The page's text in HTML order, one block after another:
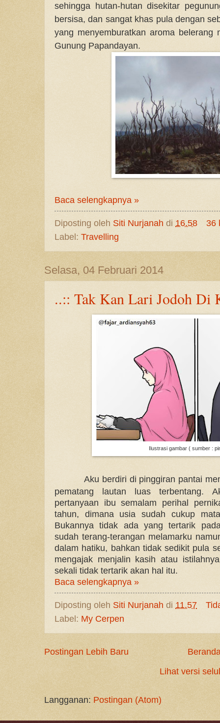
sehingga hutan-hutan disekitar
bersisa, dan sangat khas pula dengan
yang menyemburatkan aroma belerang
Gunung Papandayan.
Baca selengkapnya »
Diposting oleh Siti Nurjanah di 16.58
36
Label: Travelling
Selasa, 04 Februari 2014
..:: Tak Kan Lari Jodoh Di
Ilustrasi gambar ( sumber :
Aku berdiri di pinggiran pantai
pematang lautan luas terbentang.
pertanyaan ibu semalam perihal
tahun, dimana usia sudah cukup
Bukannya tidak ada yang tertarik
sudah terang-terangan melamarku
dalam hatiku, bahkan tidak sedikit pula
mengajak menjalin kasih atau
sekali tidak tertarik akan hal itu.
Baca selengkapnya »
Diposting oleh Siti Nurjanah di 11.57
Label: My Cerpen
Postingan Lebih Baru
Lihat versi
Langganan: Postingan (Atom)